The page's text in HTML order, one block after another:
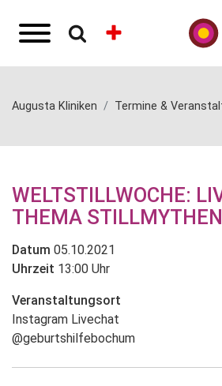
Augusta Kliniken Termine &
WELTSTILLWOCHE:
THEMA STILLMYTHEN
Datum 05.10.2021
Uhrzeit 13:00 Uhr
Veranstaltungsort
Instagram Livechat
@geburtshilfebochum